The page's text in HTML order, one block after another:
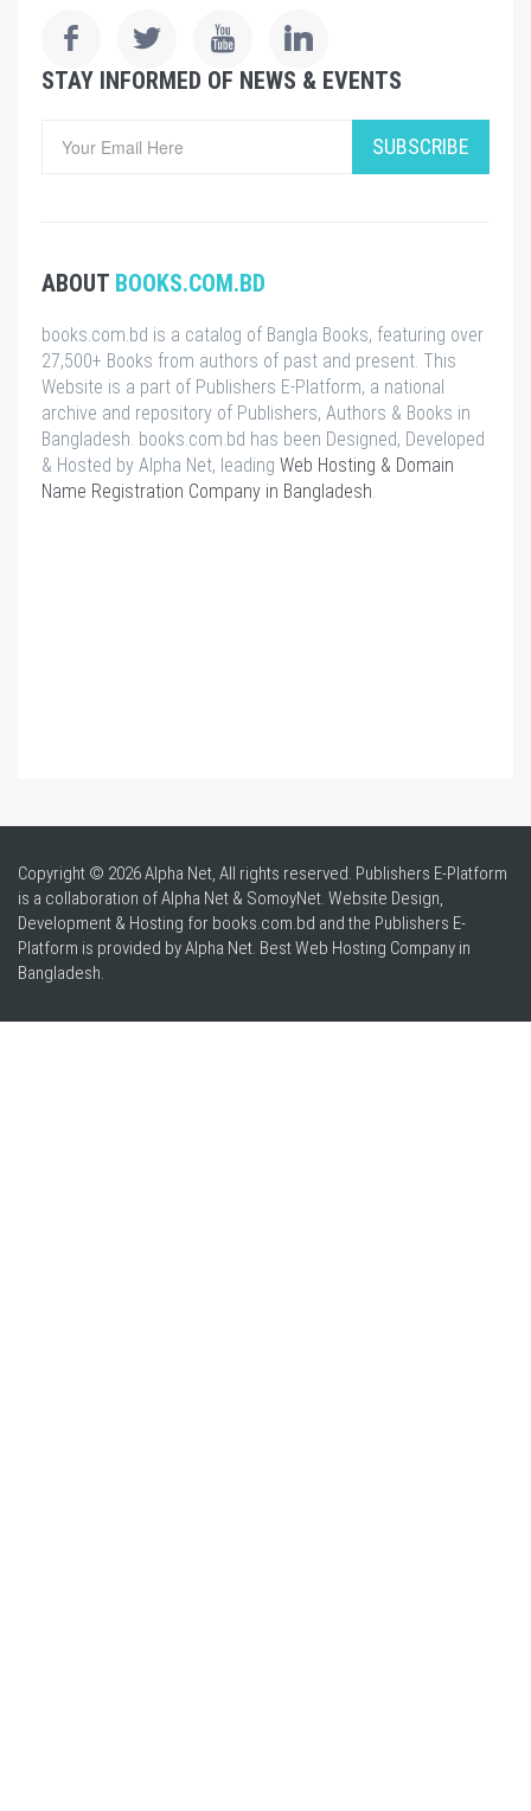
STAY INFORMED OF NEWS & EVENTS
SUBSCRIBE
ABOUT BOOKS.COM.BD
books.com.bd is a catalog of Bangla Books, featuring over
27,500+ Books from authors of past and present. This
Website is a part of Publishers E-Platform, a national
archive and repository of Publishers, Authors & Books in
Bangladesh. books.com.bd has been Designed, Developed
& Hosted by Alpha Net, leading Web Hosting & Domain
Name Registration Company in Bangladesh
Copyright © 2026 Alpha Net, All rights reserved. Publishers E-Platform
is a collaboration of Alpha Net & SomoyNet. Website Design,
Development & Hosting for books.com.bd and the Publishers E-
Platform is provided by Alpha Net. BestWeb Hosting Company in
Bangladesh.